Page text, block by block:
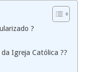
?
da Igreja Católica ??